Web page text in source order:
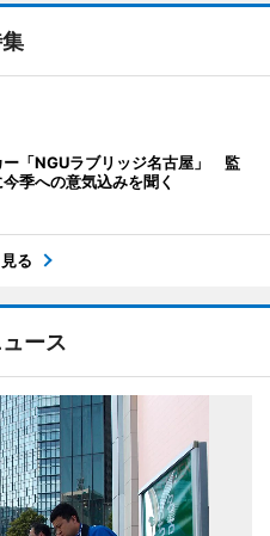
ー「NGUラブリッジ名古屋」 監
季への意気込みを聞く
る
ース